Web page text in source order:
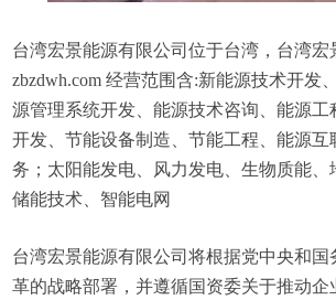
台湾宏景能源有限公司位于台湾，台湾宏
zbzdwh.com 经营范围含:新能源技术开发
源管理系统开发、能源技术咨询、能源工
开发、节能设备制造、节能工程、能源互
务；太阳能发电、风力发电、生物质能、
储能技术、智能电网
台湾宏景能源有限公司将根据党中央和国
革的战略部署，并遵循国资委关于推动企